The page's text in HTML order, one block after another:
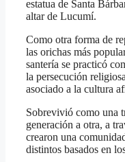
estatua de Santa
altar de Lucumí.
Como otra forma de
las orichas más
santería se practicó
la persecución
asociado a la cultura
Sobrevivió como una
generación a otra, a
crearon una
distintos basados en